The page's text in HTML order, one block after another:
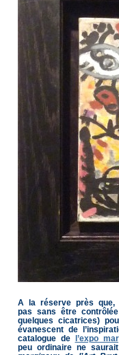
A la réserve près que,
pas sans être
quelques cicatrices)
évanescent de
catalogue de l’expo
peu ordinaire ne